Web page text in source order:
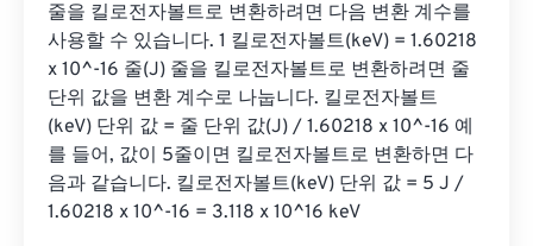
줄을 킬로전자볼트로 변환하려면 다음 변환 계수를
사용할 수 있습니다. 1 킬로전자볼트(keV) = 1.60218
x 10^-16 줄(J) 줄을 킬로전자볼트로 변환하려면 줄
단위 값을 변환 계수로 나눕니다. 킬로전자볼트
(keV) 단위 값 = 줄 단위 값(J) / 1.60218 x 10^-16 예
를 들어, 값이 5줄이면 킬로전자볼트로 변환하면 다
음과 같습니다. 킬로전자볼트(keV) 단위 값 = 5 J /
1.60218 x 10^-16 = 3.118 x 10^16 keV